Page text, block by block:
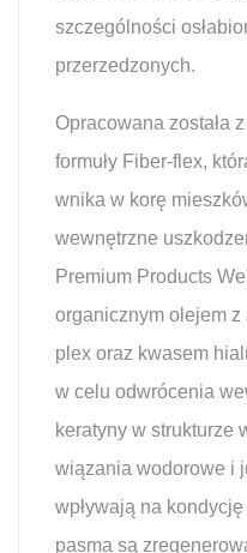
szczególności
przerzedzonych.
Opracowana została
formuły Fiber-flex,
wnika w korę
wewnętrzne
Premium Products
organicznym olejem z
plex oraz kwasem
w celu odwrócenia
keratyny w strukturze
wiązania wodorowe i
wpływają na
pasma są